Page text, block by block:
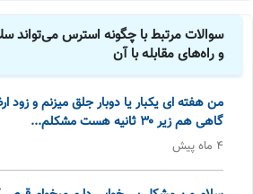
سوالات مرتبط با چگونه استرس می‌تواند
و راه‌های مقابله با آن
من هفته ای یکبار یا دوبار جلق میزنم و زود
گاهی هم زیر ۳۰ ثانیه هست مشکلم...
4 ماه پیش